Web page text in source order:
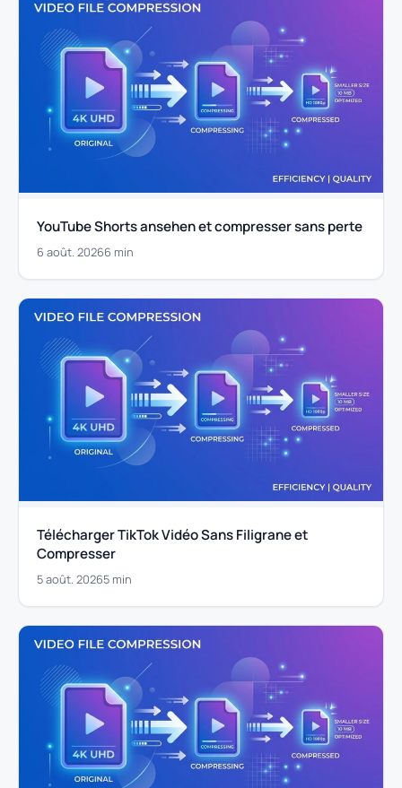
YouTube Shorts ansehen et compresser sans perte
6 août. 20266 min
Télécharger TikTok Vidéo Sans Filigrane et
Compresser
5 août. 20265 min